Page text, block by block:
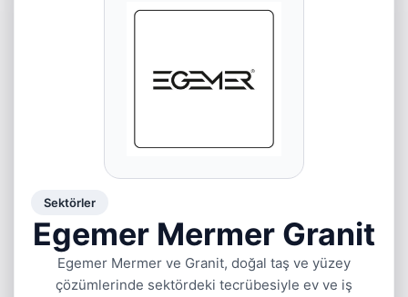
Sektörler
Egemer Mermer Granit
Egemer Mermer ve Granit, doğal taş ve yüzey
çözümlerinde sektördeki tecrübesiyle ev ve iş